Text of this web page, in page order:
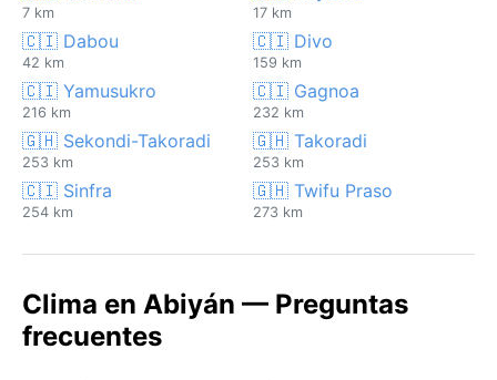
7 km 17 km
🇨🇮 Dabou
42 km
🇨🇮 Divo
159 km
🇨🇮 Yamusukro
216 km
🇨🇮 Gagnoa
232 km
🇬🇭 Sekondi-Takoradi
253 km
🇬🇭 Takoradi
253 km
🇨🇮 Sinfra
254 km
🇬🇭 Twifu Praso
273 km
Clima en Abiyán — Preguntas
frecuentes